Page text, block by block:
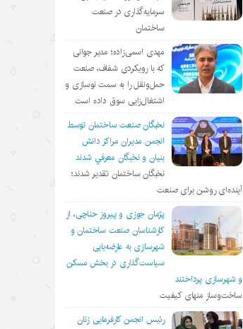
سرمایه‌گذاری در صنعت
ساختمان
مهدی اسمی‌زاده؛ مدیر جوانی
که با رویکردی شفاف، صنعت
حمل‌ونقل را به سمت نوسازی و
اشتغال‌زایی سوق داده است
نخبگان صنعت ساختمان توسط
انجمن مديران مراكز دانش
بنيان و نخبگان معرفي شدند
نخبگان ساختمان تقدیر شدند؛
آینده‌ای روشن برای صنعت
پژمان جوزی و پیروز حناچی، از
کارشناسان صنعت ساختمان و
شهرسازی به عارضه‌یابی
سیاست‌گذاری در بخش مسکن
و شهرسازی پرداختند
ساخت‌وساز منهای کیفیت
رئیس انجمن کارفرمایی زنان